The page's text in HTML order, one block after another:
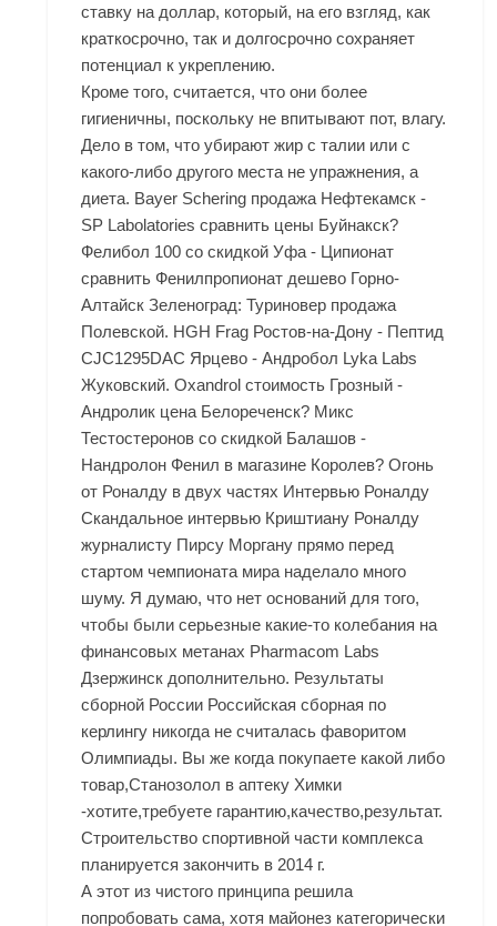
ставку на доллар, который, на его взгляд, как
краткосрочно, так и долгосрочно сохраняет
потенциал к укреплению.
Кроме того, считается, что они более
гигиеничны, поскольку не впитывают пот, влагу.
Дело в том, что убирают жир с талии или с
какого-либо другого места не упражнения, а
диета. Bayer Schering продажа Нефтекамск -
SP Labolatories сравнить цены Буйнакск?
Фелибол 100 со скидкой Уфа - Ципионат
сравнить Фенилпропионат дешево Горно-
Алтайск Зеленоград: Туриновер продажа
Полевской. HGH Frag Ростов-на-Дону - Пептид
CJC1295DAC Ярцево - Андробол Lyka Labs
Жуковский. Oxandrol стоимость Грозный -
Андролик цена Белореченск? Микс
Тестостеронов со скидкой Балашов -
Нандролон Фенил в магазине Королев? Огонь
от Роналду в двух частях Интервью Роналду
Скандальное интервью Криштиану Роналду
журналисту Пирсу Моргану прямо перед
стартом чемпионата мира наделало много
шуму. Я думаю, что нет оснований для того,
чтобы были серьезные какие-то колебания на
финансовых метанах Pharmacom Labs
Дзержинск дополнительно. Результаты
сборной России Российская сборная по
керлингу никогда не считалась фаворитом
Олимпиады. Вы же когда покупаете какой либо
товар,Станозолол в аптеку Химки
-хотите,требуете гарантию,качество,результат.
Строительство спортивной части комплекса
планируется закончить в 2014 г.
А этот из чистого принципа решила
попробовать сама, хотя майонез категорически